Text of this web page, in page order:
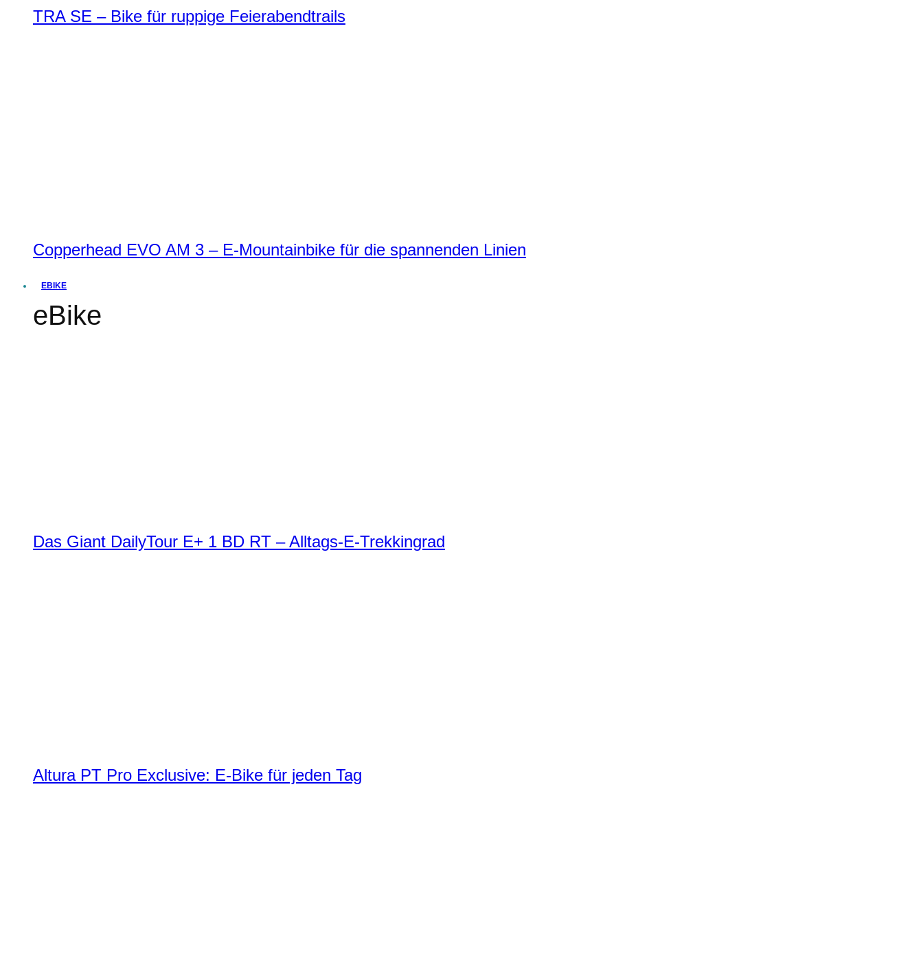
TRA SE – Bike für ruppige Feierabendtrails
Copperhead EVO AM 3 – E-Mountainbike für die spannenden Linien
EBIKE
eBike
Das Giant DailyTour E+ 1 BD RT – Alltags-E-Trekkingrad
Altura PT Pro Exclusive: E-Bike für jeden Tag